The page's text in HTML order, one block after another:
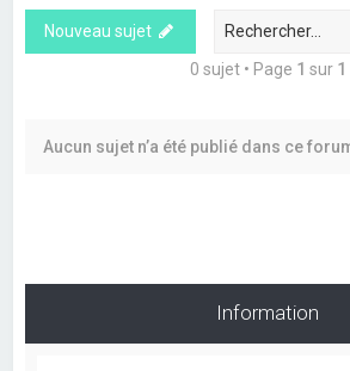
Nouveau sujet
0 sujet • Page 1 sur 1
Aucun sujet n’a été publié dans ce
Information